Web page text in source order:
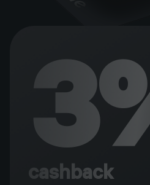
cashback